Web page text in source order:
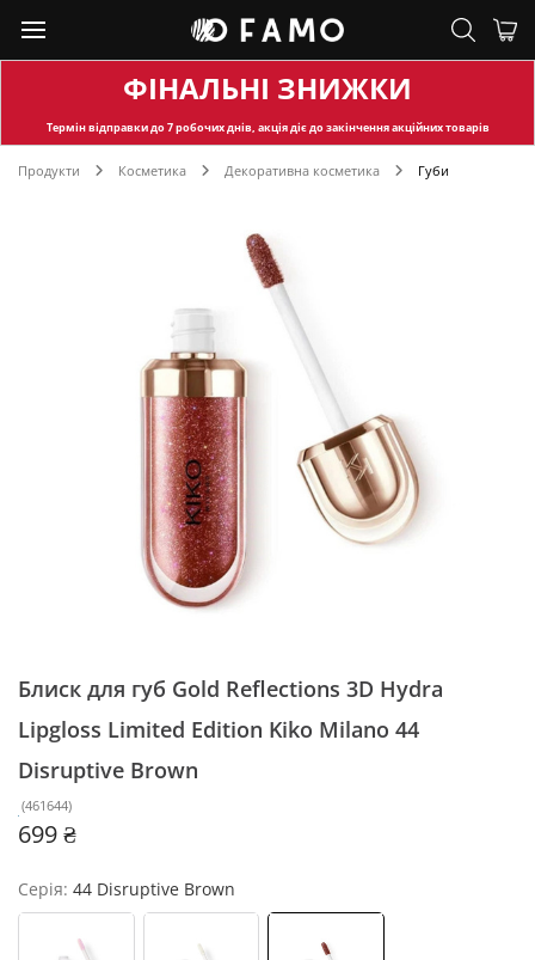
ФІНАЛЬНІ ЗНИЖКИ
Термін відправкидо 7 робочих днів, акція діє до закінчення акційних товарів
Продукти Косметика Декоративна косметика Губи
Блиск для губ Gold Reflections 3D Hydra
Lipgloss Limited Edition Kiko Milano 44
Disruptive Brown
(461644)
699 ₴
Серія: 44 Disruptive Brown